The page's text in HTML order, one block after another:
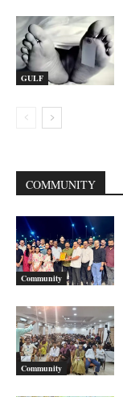
GULF
COMMUNITY
Community
Community